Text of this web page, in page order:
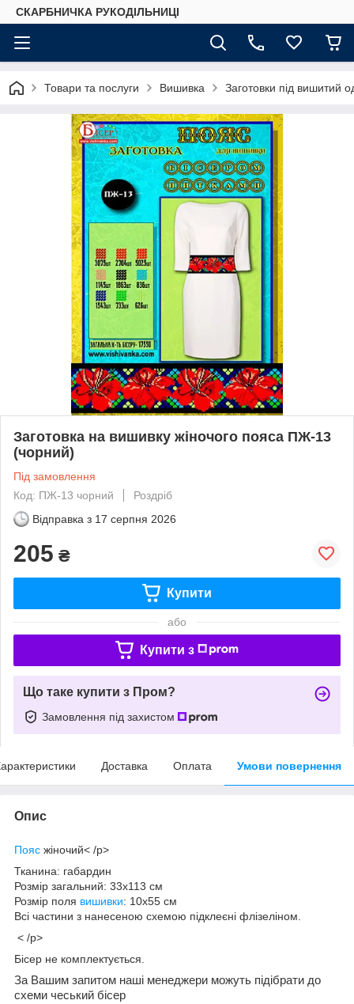
СКАРБНИЧКА РУКОДІЛЬНИЦІ
Товари та послуги Вишивка Заготовки під вишитий
Заготовка на вишивку жіночого пояса ПЖ-13
(чорний)
Під замовлення
Код: ПЖ-13 чорний
Роздріб
Відправка з 17 серпня 2026
205 ₴
Купити
або
Купити з
Що таке купити з Пром?
Замовлення під захистом
Доставка Оплата Умови повернення
Опис
Пояс жіночий< /p>
Тканина: габардин
Розмір загальний: 33х113 см
Розмір поля вишивки: 10х55 см
Всі частини з нанесеною схемою підклеєні флізеліном.
< /p>
Бісер не комплектується.
За Вашим запитом наші менеджери можуть підібрати до
схеми чеський бісер